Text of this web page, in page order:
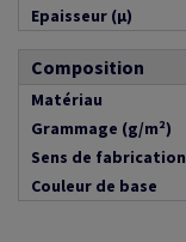
Epaisseur (µ)
Composition
Matériau
Grammage (g/m²)
Sens de fabrication
Couleur de base